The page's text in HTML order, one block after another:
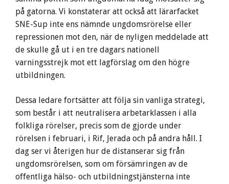
på gatorna. Vi konstaterar att också att lärarfacket
SNE-Sup inte ens nämnde ungdomsrörelse eller
repressionen mot den, när de nyligen meddelade att
de skulle gå ut i en tre dagars nationell
varningsstrejk mot ett lagförslag om den högre
utbildningen.
Dessa ledare fortsätter att följa sin vanliga strategi,
som består i att neutralisera arbetarklassen i alla
folkliga rörelser, precis som de gjorde under
rörelsen i februari, i Rif, Jerada och på andra håll. I
dag ser vi återigen hur de distanserar sig från
ungdomsrörelsen, som om försämringen av de
offentliga hälso- och utbildningstjänsterna inte